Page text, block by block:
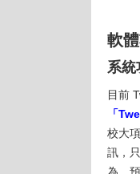
軟
系統
目前
「
校大
訊，